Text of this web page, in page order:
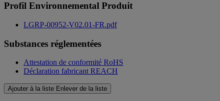
Profil Environnemental Produit
LGRP-00952-V02.01-FR.pdf
Substances réglementées
Attestation de conformité RoHS
Déclaration fabricant REACH
Ajouter à la liste Enlever de la liste